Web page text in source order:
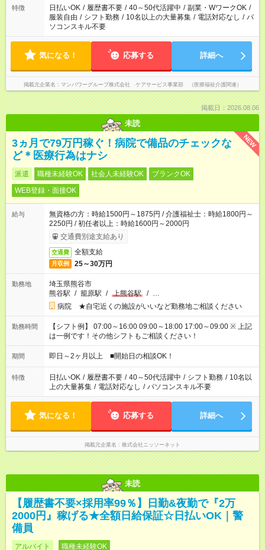
特徴 日払いOK / 履歴書不要 / 40～50代活躍中 / 副業・WワークOK /
服装自由 / シフト勤務 / 10名以上の大量募集 / 電話対応なし / パ
ソコンスキル不要
気になる！ 応募する 詳細へ
掲載元企業名 マンパワーグループ株式会社 ケアサービス事業部 （医療福祉介護関連）
掲載日：2026.08.06
未読
NEW
3ヵ月で79万円稼ぐ！病院で備品のチェックな
ど＊医療行為はナシ
派遣 職種未経験OK 社会人未経験OK
ブランクOK
WEB登録・面接OK
給与
無資格の方：時給1500円～1875円 / 介護福祉士：時給1800円～
2250円 / 初任者以上：時給1600円～2000円
交通費別途支給あり
交通費 全額支給
月収例 25～30万円
勤務地
埼玉県熊谷市
熊谷駅 / 籠原駅 / 上熊谷駅 / …
病院 ★自宅近くの施設がいいなど勤務地ご相談ください
勤務時間
【シフト例】 07:00～16:00 09:00～18:00 17:00～09:00 ※ 上記
は一例です！その他シフトもご相談ください！
期間 即日～2ヶ月以上 ■開始日の相談OK！
特徴 日払いOK / 履歴書不要 / 40～50代活躍中 / シフト勤務 / 10名以
上の大量募集 / 電話対応なし / パソコンスキル不要
気になる！ 応募する 詳細へ
掲載元企業名 株式会社ニッソーネット
未読
【履歴書不要×採用率99％】日勤&夜勤で『2万
2000円』稼げる★全額日給保証☆日払いOK｜警
備員
アルバイト 職種未経験OK